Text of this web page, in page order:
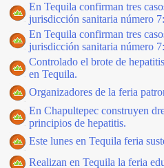
En Tequila confirman tres
jurisdicción sanitaria número
En Tequila confirman tres
jurisdicción sanitaria número
Controlado el brote de
en Tequila.
Organizadores de la feria
En Chapultepec construyen
principios de hepatitis.
Este lunes en Tequila feria
Realizan en Tequila la feria